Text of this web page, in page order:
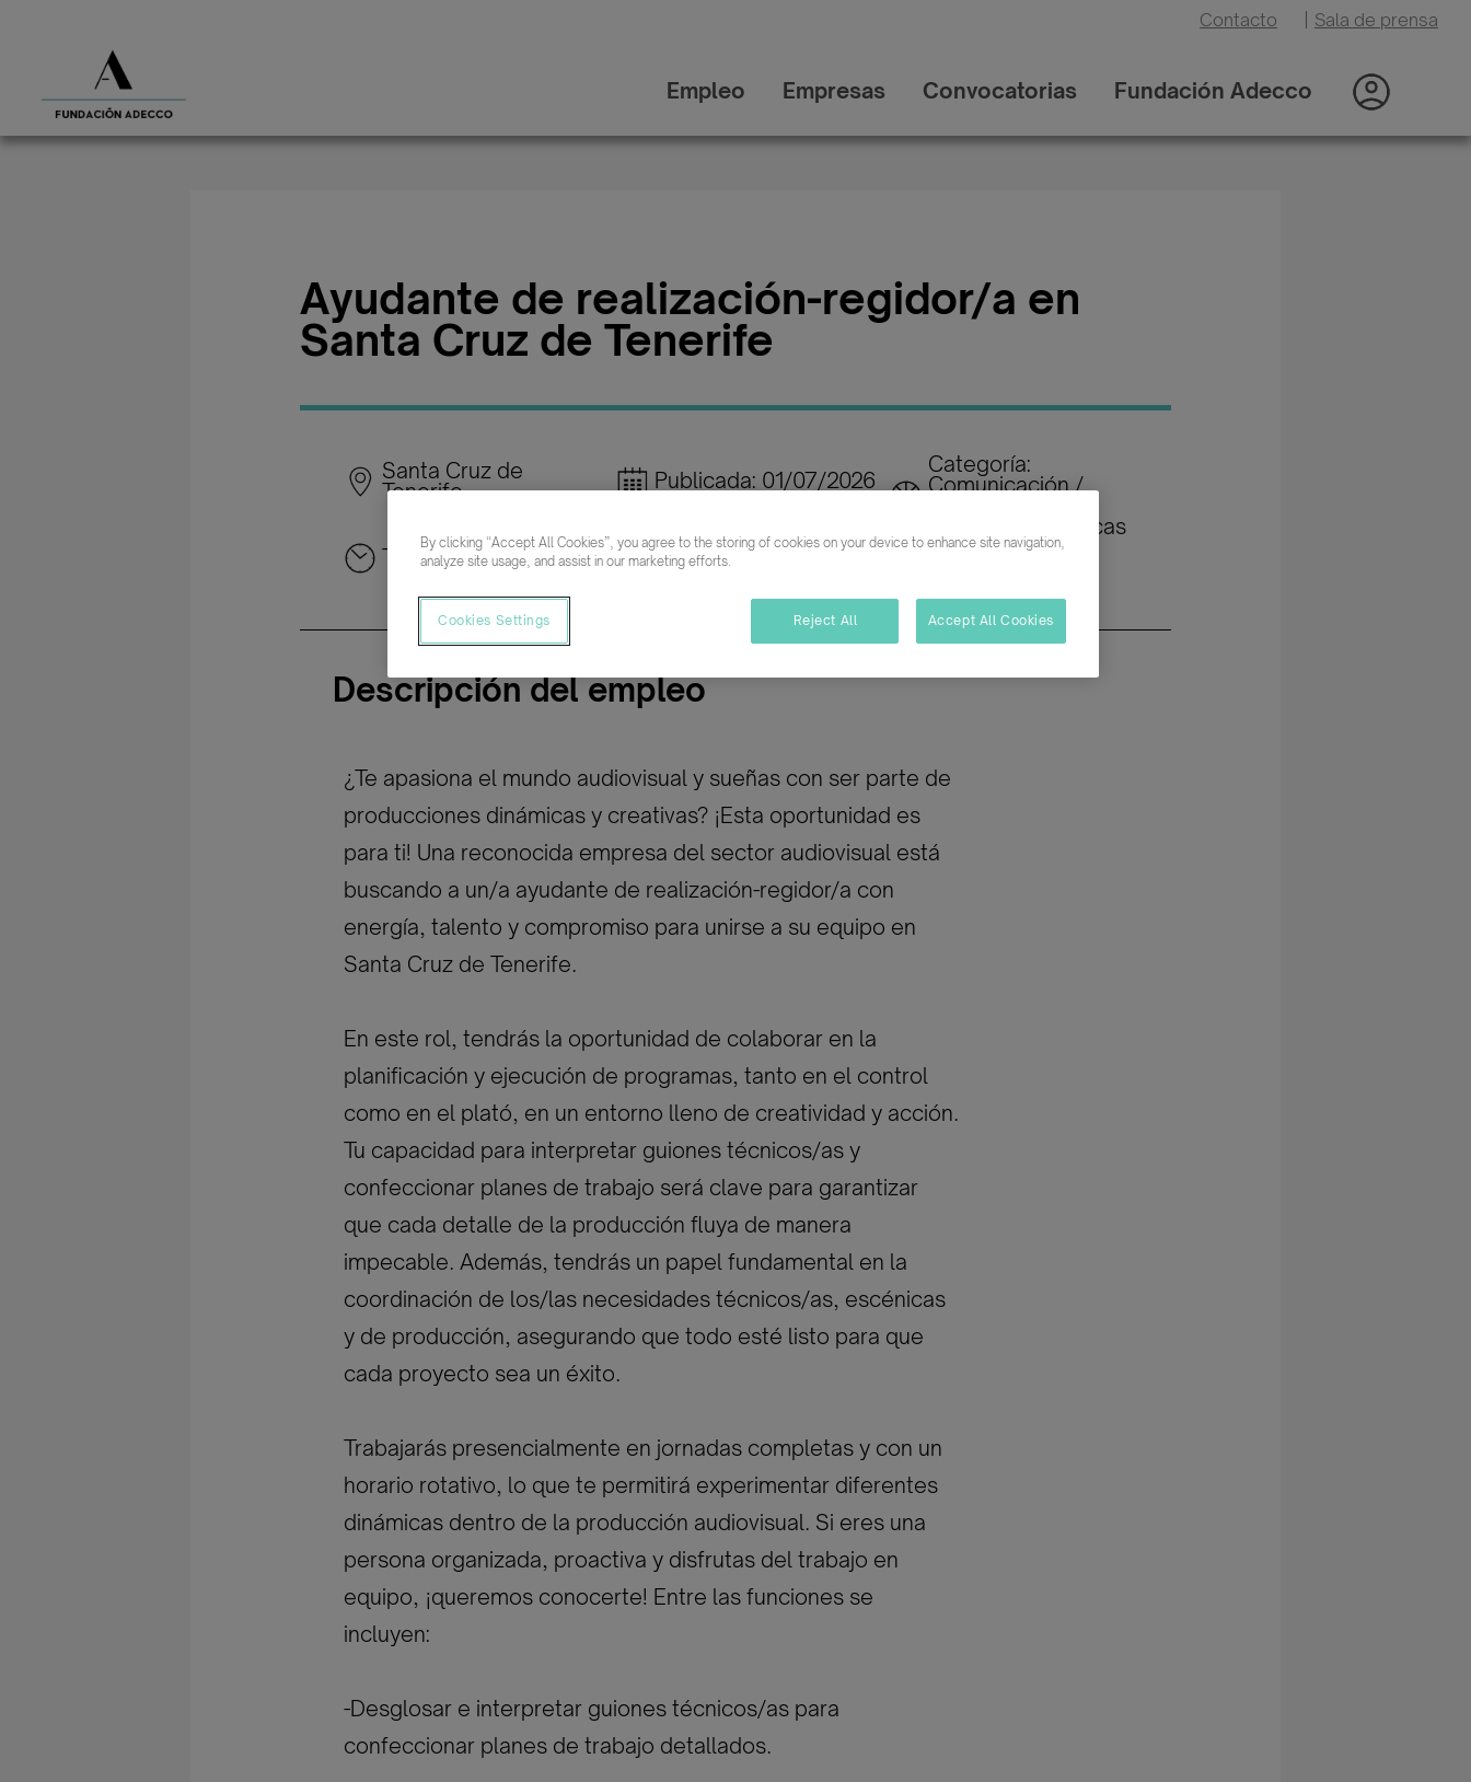
Contacto Sala de prensa
Empleo Empresas Convocatorias Fundación Adecco
Ayudante de realización-regidor/a en
Santa Cruz de Tenerife
Santa Cruz de
Tenerife Publicada: 01/07/2026
Categoría:
Comunicación /
Relaciones Públicas
Tiempo completo
Descripción del empleo
¿Te apasiona el mundo audiovisual y sueñas con ser parte de
producciones dinámicas y creativas? ¡Esta oportunidad es
para ti! Una reconocida empresa del sector audiovisual está
buscando a un/a ayudante de realización-regidor/a con
energía, talento y compromiso para unirse a su equipo en
Santa Cruz de Tenerife.
En este rol, tendrás la oportunidad de colaborar en la
planificación y ejecución de programas, tanto en el control
como en el plató, en un entorno lleno de creatividad y acción.
Tu capacidad para interpretar guiones técnicos/as y
confeccionar planes de trabajo será clave para garantizar
que cada detalle de la producción fluya de manera
impecable. Además, tendrás un papel fundamental en la
coordinación de los/las necesidades técnicos/as, escénicas
y de producción, asegurando que todo esté listo para que
cada proyecto sea un éxito.
Trabajarás presencialmente en jornadas completas y con un
horario rotativo, lo que te permitirá experimentar diferentes
dinámicas dentro de la producción audiovisual. Si eres una
persona organizada, proactiva y disfrutas del trabajo en
equipo, ¡queremos conocerte! Entre las funciones se
incluyen:
-Desglosar e interpretar guiones técnicos/as para
confeccionar planes de trabajo detallados.
By clicking “Accept All Cookies”, you agree to the storing of cookies on your device to enhance site navigation,
analyze site usage, and assist in our marketing efforts.
Cookies Settings Reject All Accept All Cookies